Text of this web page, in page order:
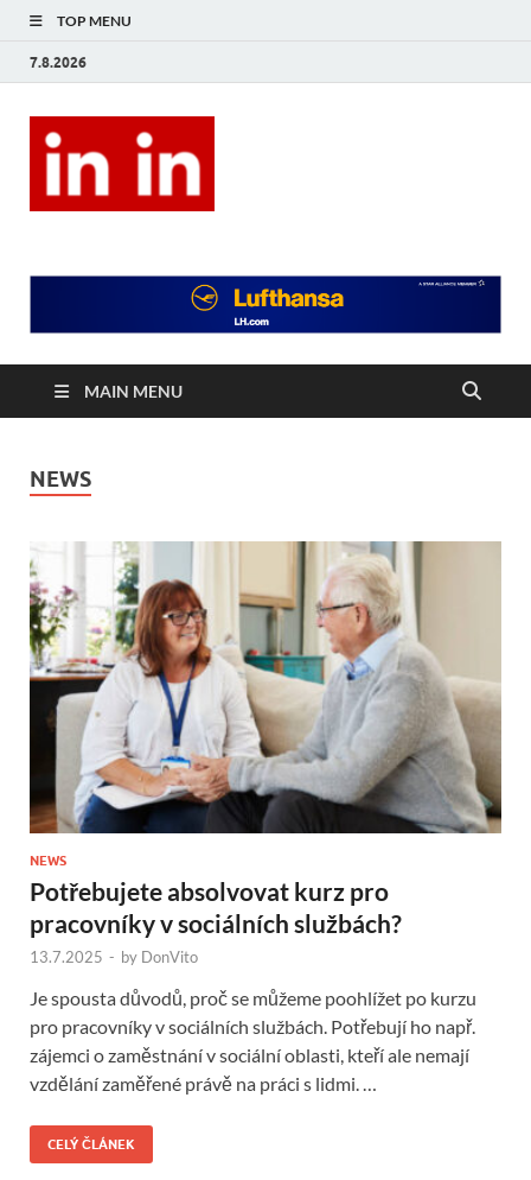
TOP MENU
7.8.2026
MAIN MENU
NEWS
NEWS
Potřebujete absolvovat kurz pro
pracovníky v sociálních službách?
13.7.2025 - by DonVito
Je spousta důvodů, proč se můžeme poohlížet po kurzu
pro pracovníky v sociálních službách. Potřebují ho např.
zájemci o zaměstnání v sociální oblasti, kteří ale nemají
vzdělání zaměřené právě na práci s lidmi. …
CELÝ ČLÁNEK